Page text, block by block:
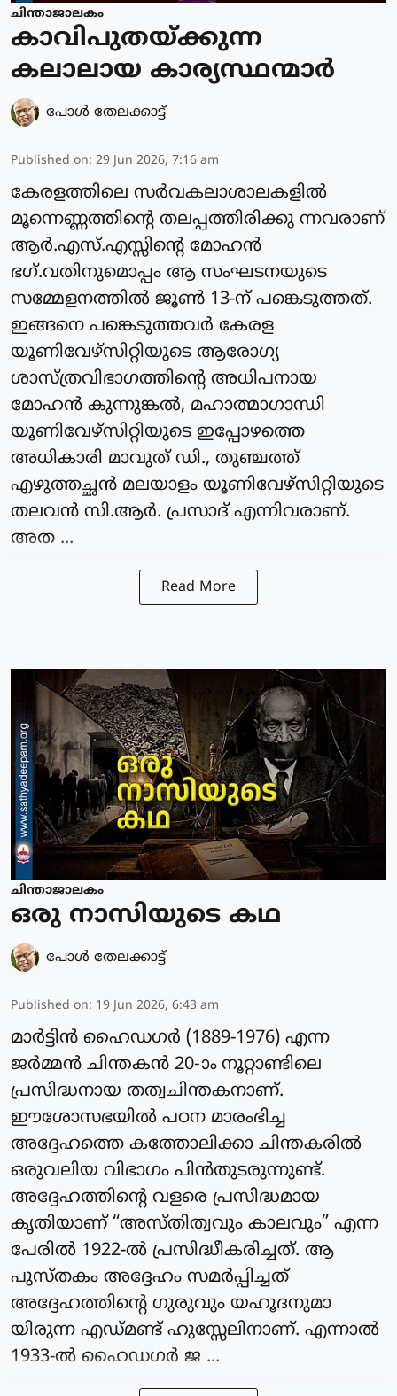
ചിന്താജാലകം
കാവിപുതയ്ക്കുന്ന
കലാലായ കാര്യസ്ഥന്മാർ
പോള്‍ തേലക്കാട്ട്‌
Published on: 29 Jun 2026, 7:16 am
കേരളത്തിലെ സർവകലാശാലകളിൽ
മൂന്നെണ്ണത്തിന്റെ തലപ്പത്തിരിക്കു ന്നവരാണ്
ആർ.എസ്.എസ്സിന്റെ മോഹൻ
ഭഗ്.വതിനുമൊപ്പം ആ സംഘടനയുടെ
സമ്മേളനത്തിൽ ജൂൺ 13-ന് പങ്കെടുത്തത്.
ഇങ്ങനെ പങ്കെടുത്തവർ കേരള
യൂണിവേഴ്സിറ്റിയുടെ ആരോഗ്യ
ശാസ്ത്രവിഭാഗത്തിന്റെ അധിപനായ
മോഹൻ കുന്നുങ്കൽ, മഹാത്മാഗാന്ധി
യൂണിവേഴ്സിറ്റിയുടെ ഇപ്പോഴത്തെ
അധികാരി മാവുത് ഡി., തുഞ്ചത്ത്
എഴുത്തച്ഛൻ മലയാളം യൂണിവേഴ്സിറ്റിയുടെ
തലവൻ സി.ആർ. പ്രസാദ് എന്നിവരാണ്.
അത ...
Read More
ചിന്താജാലകം
ഒരു നാസിയുടെ കഥ
പോള്‍ തേലക്കാട്ട്‌
Published on: 19 Jun 2026, 6:43 am
മാർട്ടിൻ ഹൈഡഗർ (1889-1976) എന്ന
ജർമ്മൻ ചിന്തകൻ 20-ാം നൂറ്റാണ്ടിലെ
പ്രസിദ്ധനായ തത്വചിന്തകനാണ്.
ഈശോസഭയിൽ പഠന മാരംഭിച്ച
അദ്ദേഹത്തെ കത്തോലിക്കാ ചിന്തകരിൽ
ഒരുവലിയ വിഭാഗം പിൻതുടരുന്നുണ്ട്.
അദ്ദേഹത്തിന്റെ വളരെ പ്രസിദ്ധമായ
കൃതിയാണ് “അസ്തിത്വവും കാലവും” എന്ന
പേരിൽ 1922-ൽ പ്രസിദ്ധീകരിച്ചത്. ആ
പുസ്തകം അദ്ദേഹം സമർപ്പിച്ചത്
അദ്ദേഹത്തിന്റെ ഗുരുവും യഹൂദനുമാ
യിരുന്ന എഡ്മണ്ട് ഹുസ്സേലിനാണ്. എന്നാൽ
1933-ൽ ഹൈഡഗർ ജ ...